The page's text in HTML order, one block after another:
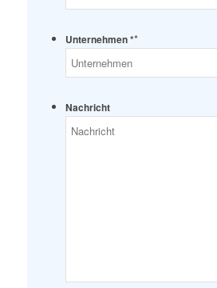
Unternehmen **
Nachricht